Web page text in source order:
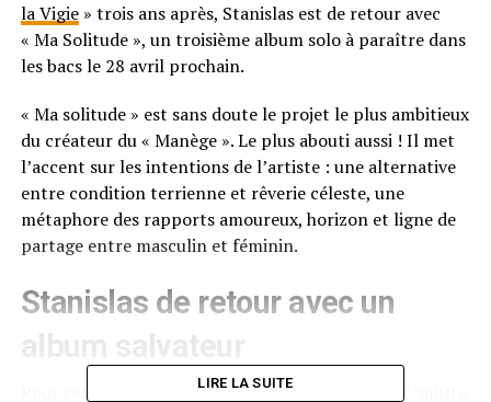
la Vigie» trois ans après, Stanislas est de retour avec
« Ma Solitude », un troisième album solo à paraître dans
les bacs le 28 avril prochain.
« Ma solitude » est sans doute le projet le plus ambitieux
du créateur du « Manège ». Le plus abouti aussi ! Il met
l’accent sur les intentions de l’artiste : une alternative
entre condition terrienne et rêverie céleste, une
métaphore des rapports amoureux, horizon et ligne de
partage entre masculin et féminin.
Stanislas de retour avec un
album salvateur
Pour cet album, Stanislas a collaboré avec un spécialiste
LIRE LA SUITE